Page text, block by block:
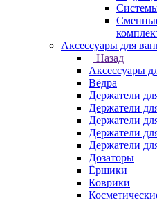
Аксессуары для
Назад
Аксессуары
Вёдра
Держатели
Держатели
Держатели
Держатели
Держатели
Дозаторы
Ёршики
Коврики